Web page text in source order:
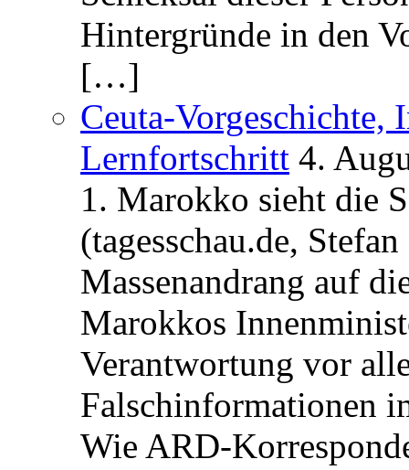
Hintergründe in den
[…]
Ceuta-Vorgeschichte,
Lernfortschritt 4.
1. Marokko sieht die
(tagesschau.de,
Massenandrang auf
Marokkos
Verantwortung vor
Falschinformationen
Wie ARD-